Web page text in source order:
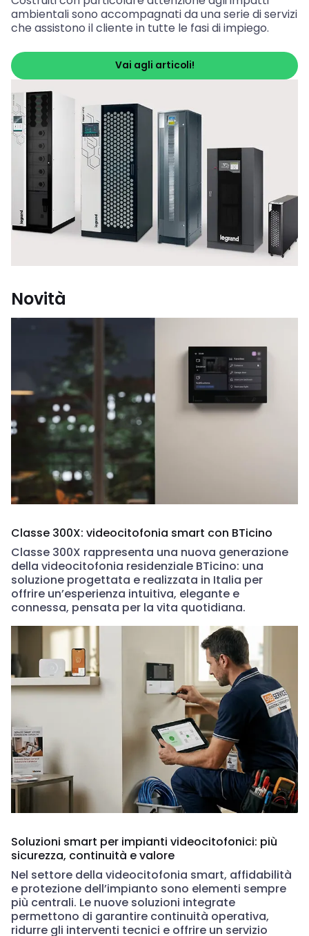
ambientali sono accompagnati da una serie di servizi
che assistono il cliente in tutte le fasi di impiego.
Vai agli articoli!
Novità
Classe 300X: videocitofonia smart con BTicino
Classe 300X rappresenta una nuova generazione
della videocitofonia residenziale BTicino: una
soluzione progettata e realizzata in Italia per
offrire un’esperienza intuitiva, elegante e
connessa, pensata per la vita quotidiana.
Soluzioni smart per impianti videocitofonici: più
sicurezza, continuità e valore
Nel settore della videocitofonia smart, affidabilità
e protezione dell’impianto sono elementi sempre
più centrali. Le nuove soluzioni integrate
permettono di garantire continuità operativa,
ridurre gli interventi tecnici e offrire un servizio